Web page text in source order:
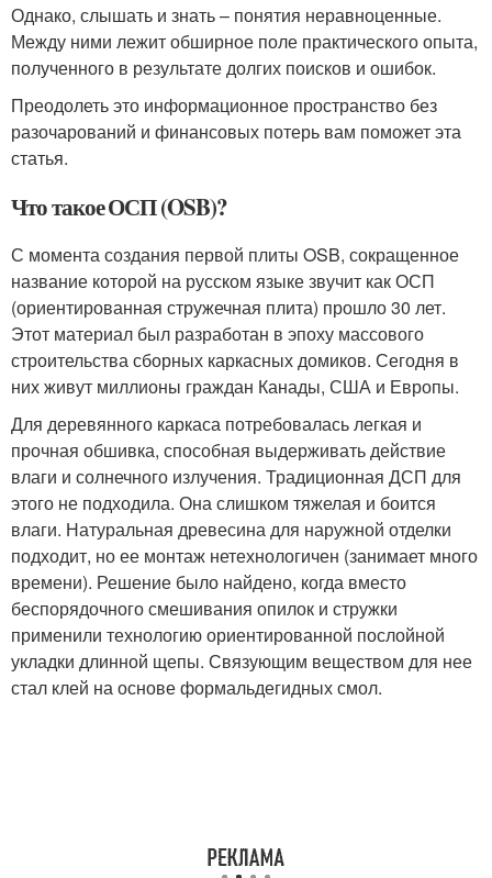
Однако, слышать и знать – понятия неравноценные.
Между ними лежит обширное поле практического опыта,
полученного в результате долгих поисков и ошибок.
Преодолеть это информационное пространство без
разочарований и финансовых потерь вам поможет эта
статья.
Что такое ОСП (OSB)?
С момента создания первой плиты OSB, сокращенное
название которой на русском языке звучит как ОСП
(ориентированная стружечная плита) прошло 30 лет.
Этот материал был разработан в эпоху массового
строительства сборных каркасных домиков. Сегодня в
них живут миллионы граждан Канады, США и Европы.
Для деревянного каркаса потребовалась легкая и
прочная обшивка, способная выдерживать действие
влаги и солнечного излучения. Традиционная ДСП для
этого не подходила. Она слишком тяжелая и боится
влаги. Натуральная древесина для наружной отделки
подходит, но ее монтаж нетехнологичен (занимает много
времени). Решение было найдено, когда вместо
беспорядочного смешивания опилок и стружки
применили технологию ориентированной послойной
укладки длинной щепы. Связующим веществом для нее
стал клей на основе формальдегидных смол.